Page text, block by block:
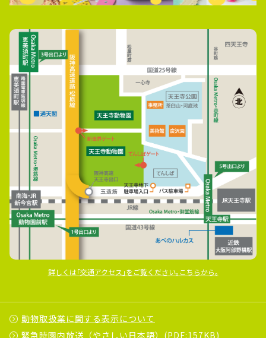
詳しくは｢交通アクセス｣をご覧ください｡こちらから｡
動物取扱業に関する表示について
緊急時園内放送（やさしい日本語）(PDF:157KB)